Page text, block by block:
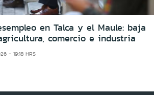
en Talca y el Maule: baja
comercio e industria
- 19:18 HRS